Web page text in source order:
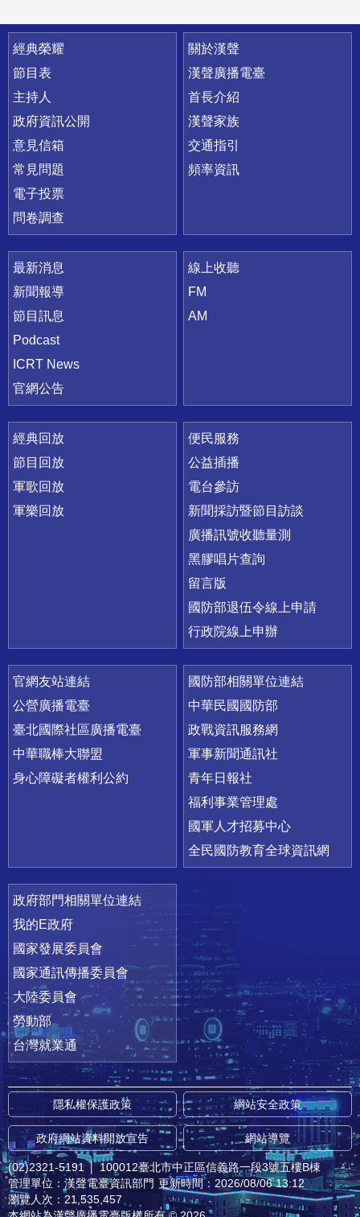
快速連結
經典榮耀
節目表
主持人
政府資訊公開
意見信箱
常見問題
電子投票
問卷調查
關於漢聲
漢聲廣播電臺
首長介紹
漢聲家族
交通指引
頻率資訊
最新消息
新聞報導
節目訊息
Podcast
ICRT News
官網公告
線上收聽
FM
AM
經典回放
節目回放
軍歌回放
軍樂回放
便民服務
公益插播
電台參訪
新聞採訪暨節目訪談
廣播訊號收聽量測
黑膠唱片查詢
留言版
國防部退伍令線上申請
行政院線上申辦
官網友站連結
公營廣播電臺
臺北國際社區廣播電臺
中華職棒大聯盟
身心障礙者權利公約
國防部相關單位連結
中華民國國防部
政戰資訊服務網
軍事新聞通訊社
青年日報社
福利事業管理處
國軍人才招募中心
全民國防教育全球資訊網
政府部門相關單位連結
我的E政府
國家發展委員會
國家通訊傳播委員會
大陸委員會
勞動部
台灣就業通
隱私權保護政策 網站安全政策
政府網站資料開放宣告 網站導覽
(02)2321-5191 │ 100012臺北市中正區信義路一段3號五樓B棟
管理單位：漢聲電臺資訊部門 更新時間：2026/08/06 13:12
瀏覽人次：21,535,457